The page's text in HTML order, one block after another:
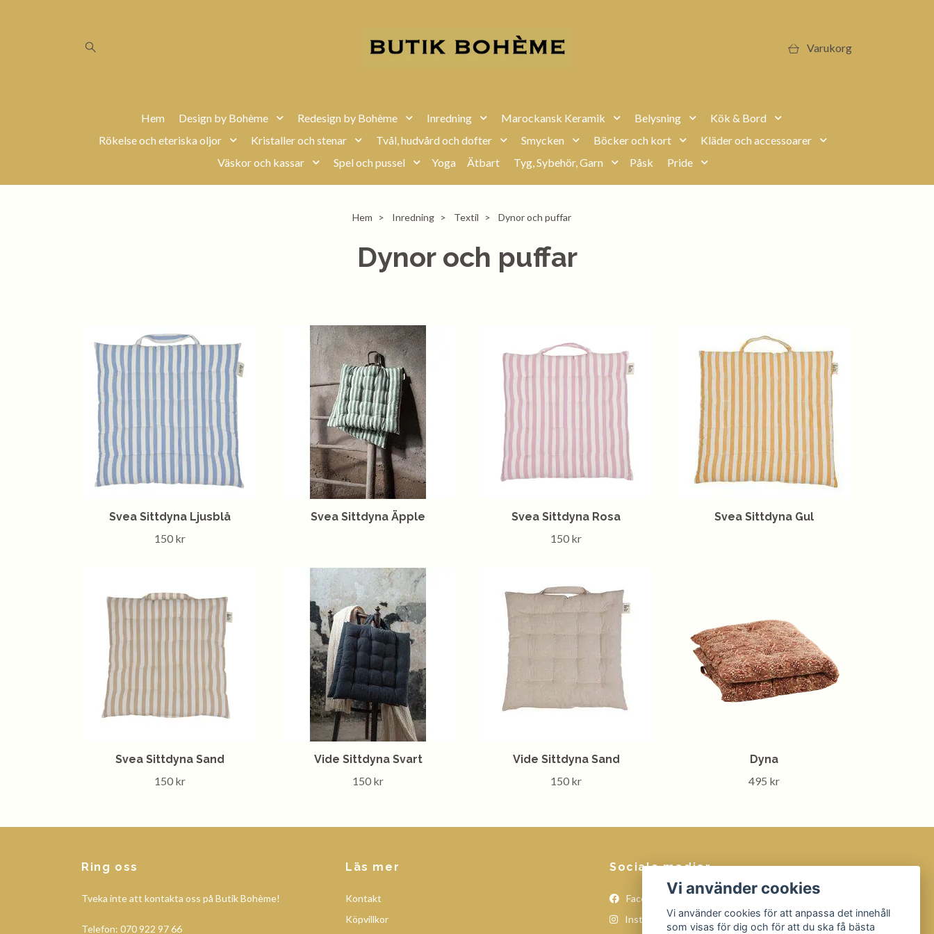
Varukorg
Hem Design by Bohème Redesign by Bohème Inredning Marockansk Keramik Belysning
Kök & Bord
Rökelse och eteriska oljor
Kristaller och stenar Tvål, hudvård och dofter Smycken Böcker och kort
Kläder och accessoarer
Väskor och kassar
Spel och pussel Yoga Ätbart Tyg, Sybehör, Garn Påsk Pride
Hem Inredning Textil Dynor och puffar
Dynor och puffar
Svea Sittdyna Ljusblå
150 kr
Svea Sittdyna Äpple
Svea Sittdyna Rosa
150 kr
Svea Sittdyna Gul
Svea Sittdyna Sand
150 kr
Vide Sittdyna Svart
150 kr
Vide Sittdyna Sand
150 kr
Dyna
495 kr
Ring oss
Tveka inte att kontakta oss på Butik Bohème!
Telefon: 070 922 97 66
Läs mer
Kontakt
Köpvillkor
Sociala medier
Facebook
Instagram
Vi använder cookies
Vi använder cookies för att anpassa det innehåll
som visas för dig och för att du ska få bästa